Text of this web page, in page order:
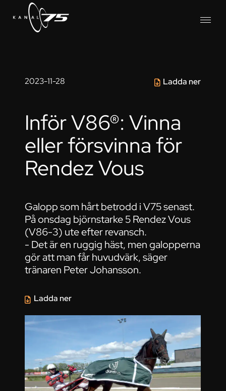
2023-11-28 Ladda ner
Inför V86®: Vinna
eller försvinna för
Rendez Vous
Galopp som hårt betrodd i V75 senast.
På onsdag björnstarke 5 Rendez Vous
(V86-3) ute efter revansch.
- Det är en ruggig häst, men galopperna
gör att man får huvudvärk, säger
tränaren Peter Johansson.
Ladda ner